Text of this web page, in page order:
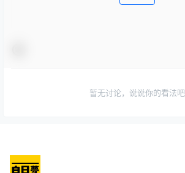
暂无讨论，说说你的看法吧